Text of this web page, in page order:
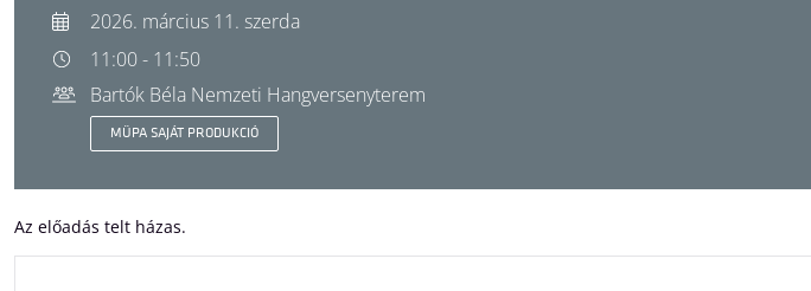
2026. március 11. szerda
11:00 - 11:50
Bartók Béla Nemzeti Hangversenyterem
MÜPA SAJÁT PRODUKCIÓ
Az előadás telt házas.